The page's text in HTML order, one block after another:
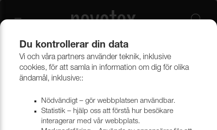
Sign in with email
*
Du kontrollerar din data
Vi och våra partners använder teknik, inklusive
cookies, för att samla in information om dig för olika
ändamål, inklusive::
Nödvändigt – gör webbplatsen användbar.
Statistik – hjälp oss att förstå hur besökare
interagerar med vår webbplats.